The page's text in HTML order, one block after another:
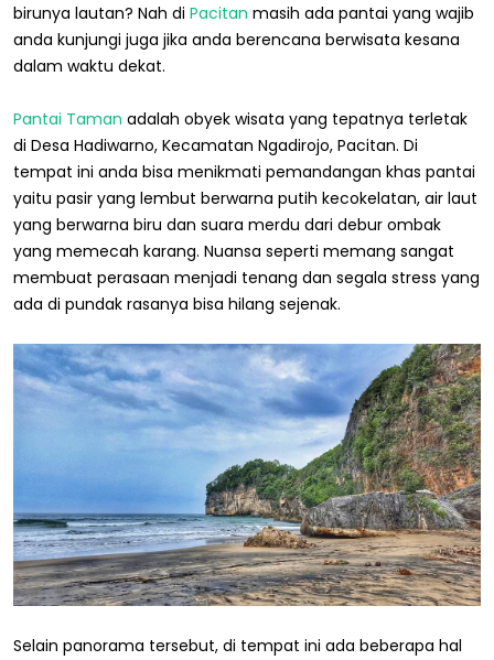
birunya lautan? Nah di Pacitan masih ada pantai yang wajib
anda kunjungi juga jika anda berencana berwisata kesana
dalam waktu dekat.
Pantai Taman adalah obyek wisata yang tepatnya terletak
di Desa Hadiwarno, Kecamatan Ngadirojo, Pacitan. Di
tempat ini anda bisa menikmati pemandangan khas pantai
yaitu pasir yang lembut berwarna putih kecokelatan, air laut
yang berwarna biru dan suara merdu dari debur ombak
yang memecah karang. Nuansa seperti memang sangat
membuat perasaan menjadi tenang dan segala stress yang
ada di pundak rasanya bisa hilang sejenak.
Selain panorama tersebut, di tempat ini ada beberapa hal